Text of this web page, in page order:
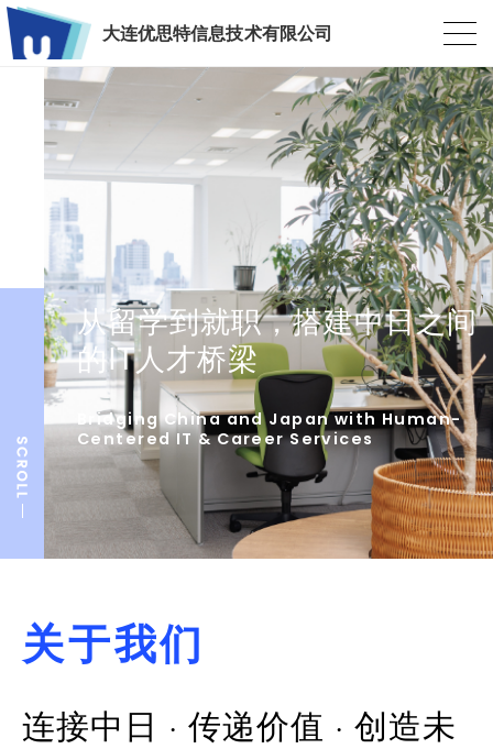
大连优思特信息技术有限公司
从留学到就职，搭建中日之间
的IT人才桥梁
Bridging China and Japan with Human-
Centered IT & Career Services
关于我们
连接中日 · 传递价值 · 创造未